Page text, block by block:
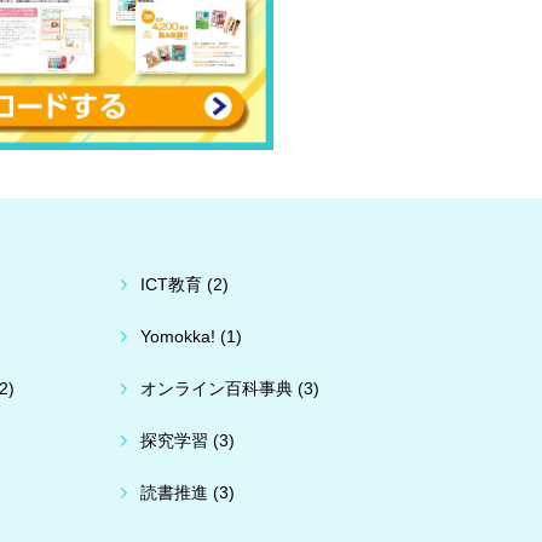
ICT教育 (2)
Yomokka! (1)
オンライン百科事典 (3)
探究学習 (3)
読書推進 (3)